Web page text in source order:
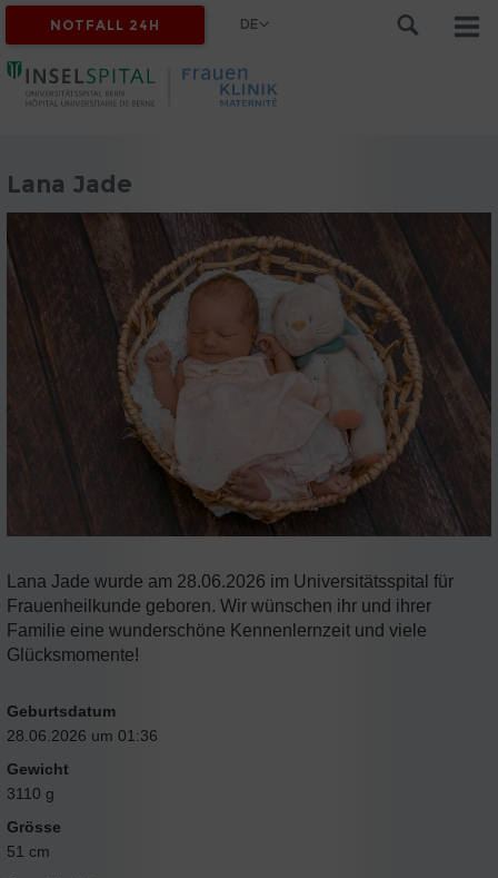
NOTFALL 24H DE
Lana Jade
Lana Jade wurde am 28.06.2026 im Universitätsspital für
Frauenheilkunde geboren. Wir wünschen ihr und ihrer
Familie eine wunderschöne Kennenlernzeit und viele
Glücksmomente!
Geburtsdatum
28.06.2026 um 01:36
Gewicht
3110 g
Grösse
51 cm